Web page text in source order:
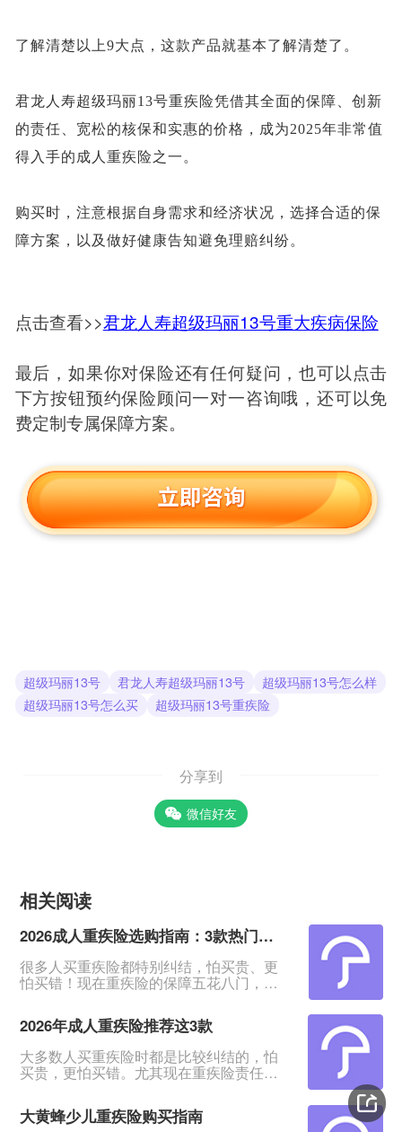
了解清楚以上9大点，这款产品就基本了解清楚了。
君龙人寿超级玛丽13号重疾险凭借其全面的保障、创新
的责任、宽松的核保和实惠的价格，成为2025年非常值
得入手的成人重疾险之一。
购买时， 注意根据自身需求和经济状况，选择合适的保
障方案，
以及做好健康告知避免理赔纠纷。
点击查看>>君龙人寿超级玛丽13号重大疾病保险
最后，如果你对保险还有任何疑问，也可以点击
下方按钮预约保险顾问一对一咨询哦，还可以免
费定制专属保障方案。
超级玛丽13号 君龙人寿超级玛丽13号
超级玛丽13号怎么样
超级玛丽13号怎么买
超级玛丽13号重疾险
分享到
微信好友
相关阅读
2026成人重疾险选购指南：3款热门产品全面测评
很多人买重疾险都特别纠结，怕买贵、更
怕买错！现在重疾险的保障五花八门，条
专门对比整理了2026年市面上口碑、性价
比都靠前的3款成人重疾险，不管你是预算
有限、身体健康，还是身体有点小异常、
不好投保，都能从中挑到合适的。&nbsp;
一、君龙超级玛丽16号Pro：普通人首选，
重疾险里的性价比王
2026年成人重疾险推荐这3款
大多数人买重疾险时都是比较纠结的，怕
买贵，更怕买错。尤其现在重疾险责任越
比整理，给大家挑出成人重疾险榜单前列
的3款产品，适合各种预算、不同身体状况
大黄蜂少儿重疾险购买指南